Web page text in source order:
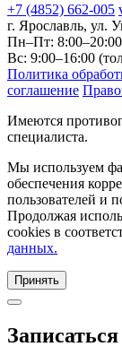
+7 (4852) 662-005
г. Ярославль, ул.
Пн–Пт:
Вс: 9:00–16:00
Политика
соглашение
Имеются
специалиста.
Мы используем
обеспечения
пользователей и
Продолжая
cookies в
данных.
Принять